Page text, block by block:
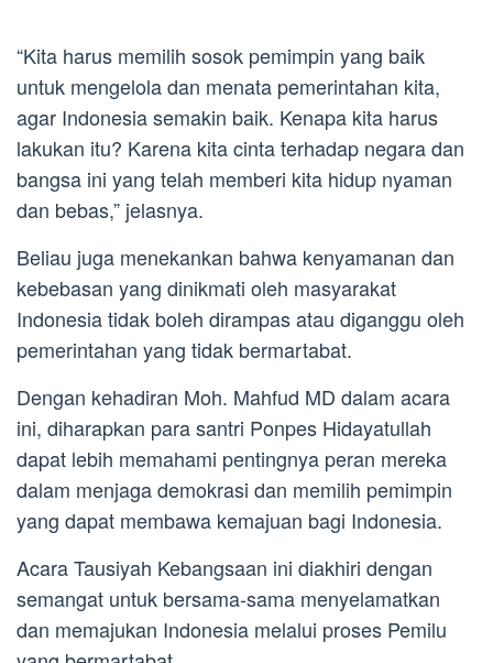
“Kita harus memilih sosok pemimpin yang baik
untuk mengelola dan menata pemerintahan kita,
agar Indonesia semakin baik. Kenapa kita harus
lakukan itu? Karena kita cinta terhadap negara dan
bangsa ini yang telah memberi kita hidup nyaman
dan bebas,” jelasnya.
Beliau juga menekankan bahwa kenyamanan dan
kebebasan yang dinikmati oleh masyarakat
Indonesia tidak boleh dirampas atau diganggu oleh
pemerintahan yang tidak bermartabat.
Dengan kehadiran Moh. Mahfud MD dalam acara
ini, diharapkan para santri Ponpes Hidayatullah
dapat lebih memahami pentingnya peran mereka
dalam menjaga demokrasi dan memilih pemimpin
yang dapat membawa kemajuan bagi Indonesia.
Acara Tausiyah Kebangsaan ini diakhiri dengan
semangat untuk bersama-sama menyelamatkan
dan memajukan Indonesia melalui proses Pemilu